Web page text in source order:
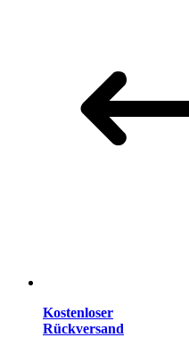
Kostenloser
Rückversand